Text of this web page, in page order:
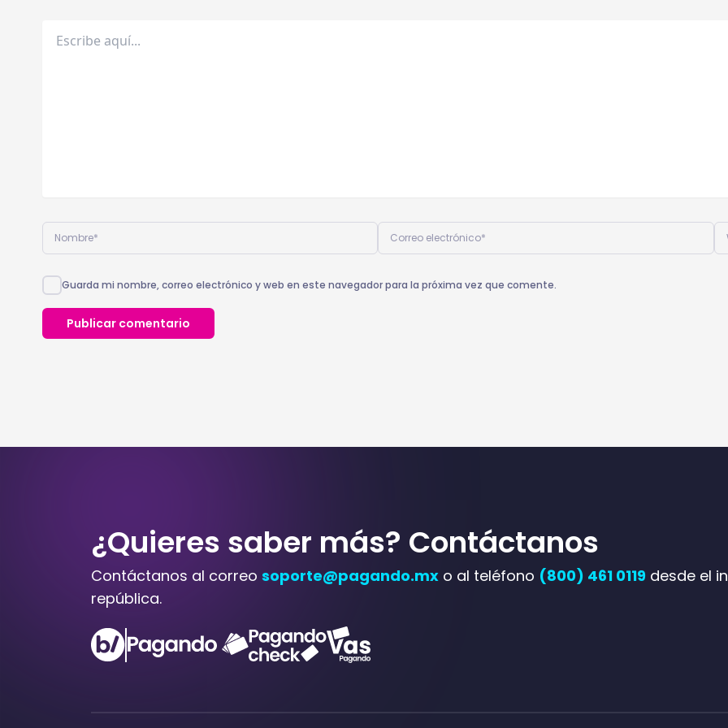
aquí...
Nombre*
Correo
electrónico*
Guarda mi nombre, correo electrónico y web en este navegador para la próxima vez que comente.
¿Quieres saber más? Contáctanos
Contáctanos al correo soporte@pagando.mx o al teléfono (800) 461 0119 desde el
república.